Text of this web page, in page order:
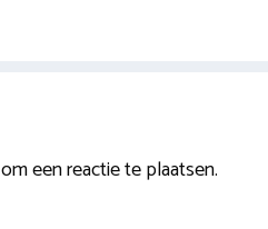
om een reactie te plaatsen.